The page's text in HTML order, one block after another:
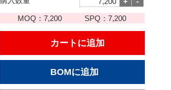
MOQ：7,200 SPQ： 7,200